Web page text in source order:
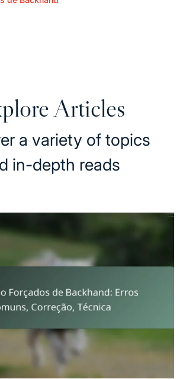
Articles
a variety of topics
in-depth reads